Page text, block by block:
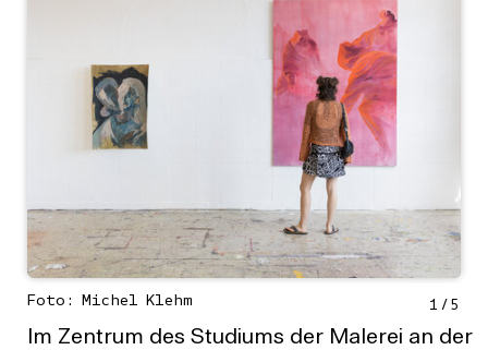
1 / 5
Foto: Michel Klehm
Im Zentrum des Studiums der Malerei an der